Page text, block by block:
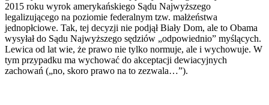
2015 roku wyrok amerykańskiego Sądu Najwyższego
legalizującego na poziomie federalnym tzw. małżeństwa
jednopłciowe. Tak, tej decyzji nie podjął Biały Dom, ale to Obama
wysyłał do Sądu Najwyższego sędziów „odpowiednio” myślących.
Lewica od lat wie, że prawo nie tylko normuje, ale i wychowuje. W
tym przypadku ma wychować do akceptacji dewiacyjnych
zachowań („no, skoro prawo na to zezwala…”).